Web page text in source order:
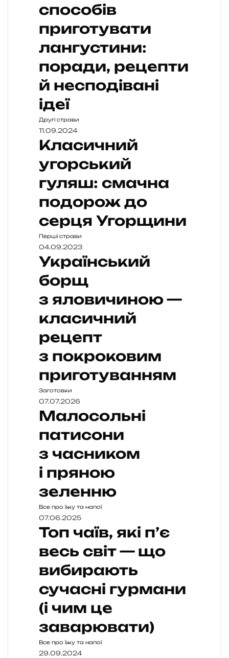
способів
приготувати
лангустини:
поради, рецепти
й несподівані
ідеї
Другі страви
11.09.2024
Класичний
угорський
гуляш: смачна
подорож до
серця Угорщини
Перші страви
04.09.2023
Український
борщ
з яловичиною —
класичний
рецепт
з покроковим
приготуванням
Заготовки
07.07.2026
Малосольні
патисони
з часником
і пряною
зеленню
Все про їжу та напої
07.06.2025
Топ чаїв, які п’є
весь світ — що
вибирають
сучасні гурмани
(і чим це
заварювати)
Все про їжу та напої
29.09.2024